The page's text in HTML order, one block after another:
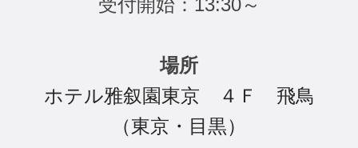
受付開始：13:30～
場所
ホテル雅叙園東京 ４Ｆ 飛鳥
（東京・目黒）